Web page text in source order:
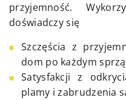
przyjemność.
doświadczy się
Szczęścia z
dom po każdym
Satysfakcji z
plamy i zabrudzenia